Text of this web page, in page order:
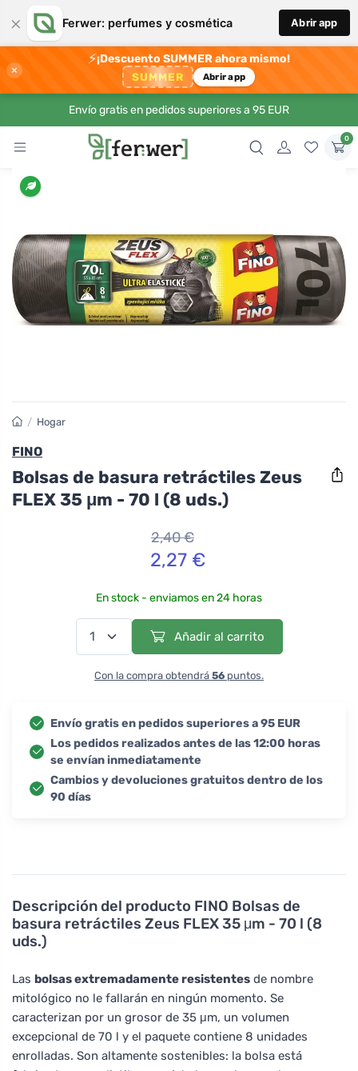
× Ferwer: perfumes y cosmética Abrir app
×
⚡¡Descuento SUMMER ahora mismo!
SUMMER Abrir app
Envío gratis en pedidos superiores a 95 EUR
0
Descripción del producto FINO Bolsas de
basura retráctiles Zeus FLEX 35 μm - 70 l (8
uds.)
Las bolsas extremadamente resistentes de nombre
mitológico no le fallarán en ningún momento. Se
caracterizan por un grosor de 35 μm, un volumen
excepcional de 70 l y el paquete contiene 8 unidades
enrolladas. Son altamente sostenibles: la bolsa está
/ Hogar
FINO
Bolsas de basura retráctiles Zeus
FLEX 35 μm - 70 l (8 uds.)
2,40 €
2,27 €
En stock - enviamos en 24 horas
Añadir al carrito
Con la compra obtendrá 56 puntos.
Envío gratis en pedidos superiores a 95 EUR
Los pedidos realizados antes de las 12:00 horas
se envían inmediatamente
Cambios y devoluciones gratuitos dentro de los
90 días